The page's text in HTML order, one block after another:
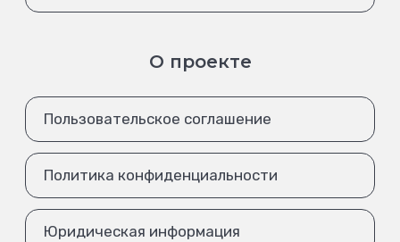
О проекте
Пользовательское соглашение
Политика конфиденциальности
Юридическая информация